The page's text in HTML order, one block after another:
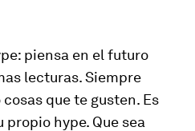
piensa en el futuro
lecturas. Siempre
que te gusten. Es
propio hype. Que sea